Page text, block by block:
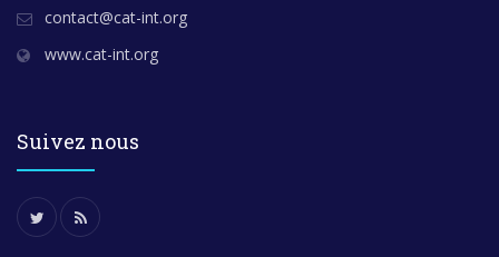
contact@cat-int.org
www.cat-int.org
Suivez nous